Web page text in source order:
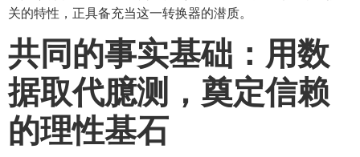
关的特性，正具备充当这一转换器的潜质。
共同的事实基础：用数
据取代臆测，奠定信赖
的理性基石